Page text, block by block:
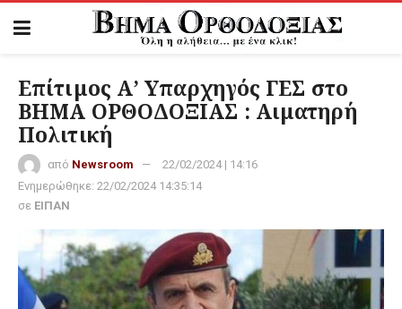
Επίτιμος Α’ Υπαρχηγός ΓΕΣ στο
ΒΗΜΑ ΟΡΘΟΔΟΞΙΑΣ : Αιματηρή
Πολιτική
από Newsroom
22/02/2024 | 14:16
Ενημερώθηκε: 22/02/2024 14:35:14
σε ΕΙΠΑΝ